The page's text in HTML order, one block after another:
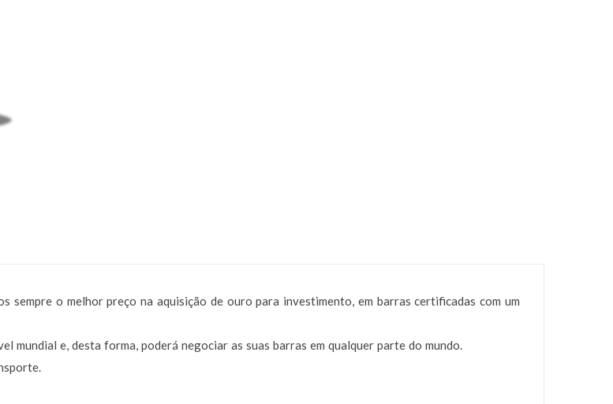
sempre o melhor preço na aquisição de ouro para investimento, em barras certificadas com um
mundial e, desta forma, poderá negociar as suas barras em qualquer parte do mundo.